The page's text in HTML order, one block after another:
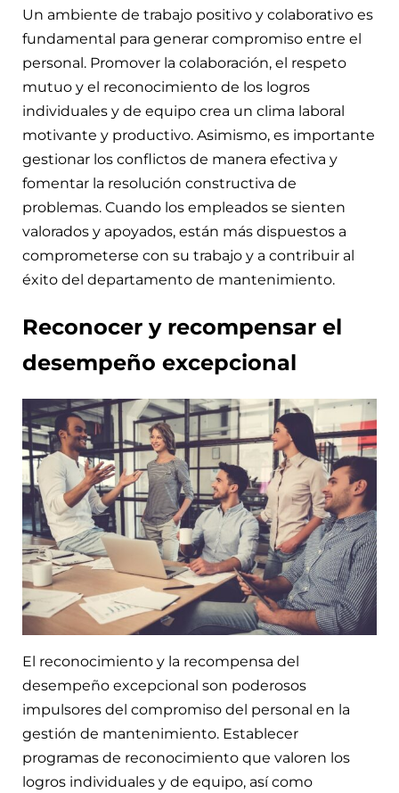
Un ambiente de trabajo positivo y colaborativo es
fundamental para generar compromiso entre el
personal. Promover la colaboración, el respeto
mutuo y el reconocimiento de los logros
individuales y de equipo crea un clima laboral
motivante y productivo. Asimismo, es importante
gestionar los conflictos de manera efectiva y
fomentar la resolución constructiva de
problemas. Cuando los empleados se sienten
valorados y apoyados, están más dispuestos a
comprometerse con su trabajo y a contribuir al
éxito del departamento de mantenimiento.
Reconocer y recompensar el
desempeño excepcional
El reconocimiento y la recompensa del
desempeño excepcional son poderosos
impulsores del compromiso del personal en la
gestión de mantenimiento. Establecer
programas de reconocimiento que valoren los
logros individuales y de equipo, así como